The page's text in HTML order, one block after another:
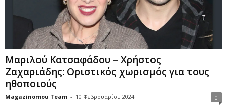
Μαριλού Κατσαφάδου – Χρήστος
Ζαχαριάδης: Οριστικός χωρισμός για τους
ηθοποιούς
Magazinomou Team - 10 Φεβρουαρίου 2024 0